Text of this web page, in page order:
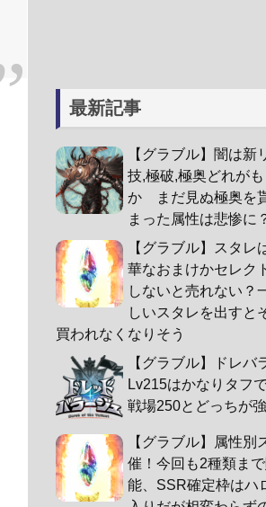
最新記事
【グラブル】闇は新
技,極破,極奥どれが
か まだ見ぬ極奥を
まった属性は悲惨に
【グラブル】スタレ
華なおまけかセレク
しないと売れない？
しいスタレを出すと
買われなくなりそう
【グラブル】ドレバ
Lv215はかなりタフ
戦場250とどっちが
【グラブル】属性別
催！今回も2種類ま
能、SSR確定枠はハ